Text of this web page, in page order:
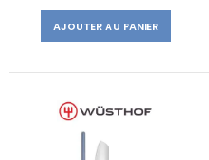
AJOUTER AU PANIER